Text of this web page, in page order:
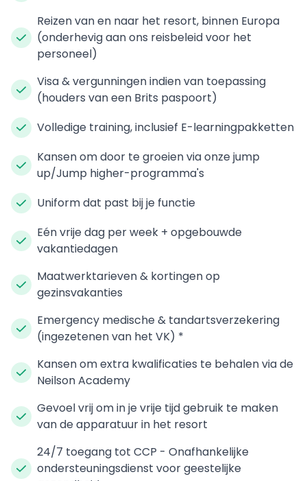
Reizen van en naar het resort, binnen Europa
(onderhevig aan ons reisbeleid voor het
personeel)
Visa & vergunningen indien van toepassing
(houders van een Brits paspoort)
Volledige training, inclusief E-learningpakketten
Kansen om door te groeien via onze jump
up/Jump higher-programma's
Uniform dat past bij je functie
Eén vrije dag per week + opgebouwde
vakantiedagen
Maatwerktarieven & kortingen op
gezinsvakanties
Emergency medische & tandartsverzekering
(ingezetenen van het VK) *
Kansen om extra kwalificaties te behalen via de
Neilson Academy
Gevoel vrij om in je vrije tijd gebruik te maken
van de apparatuur in het resort
24/7 toegang tot CCP - Onafhankelijke
ondersteuningsdienst voor geestelijke